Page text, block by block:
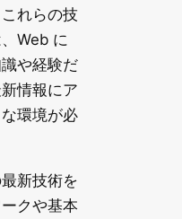
れらの技
Web に
や経験だ
情報にア
環境が必
新技術を
クや基本